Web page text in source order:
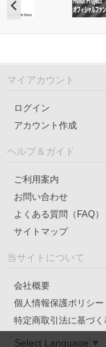
マイアカウント
ログイン
アカウント作成
ヘルプ＆ガイド
ご利用案内
お問い合わせ
よくある質問（FAQ）
サイトマップ
当サイトについて
会社概要
個人情報保護ポリシー
特定商取引法に基づく
Select Language ▼